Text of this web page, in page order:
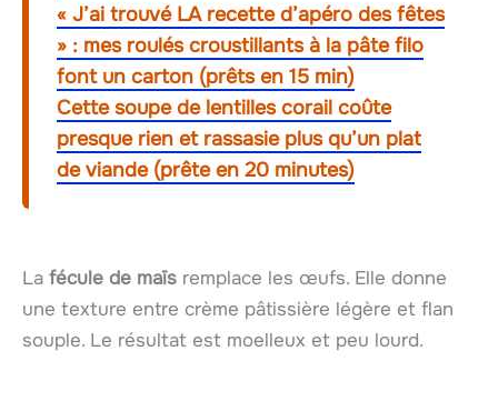
« J’ai trouvé LA recette d’apéro des fêtes
» : mes roulés croustillants à la pâte filo
font un carton (prêts en 15 min)
Cette soupe de lentilles corail coûte
presque rien et rassasie plus qu’un plat
de viande (prête en 20 minutes)
La fécule de maïs remplace les œufs. Elle donne
une texture entre crème pâtissière légère et flan
souple. Le résultat est moelleux et peu lourd.